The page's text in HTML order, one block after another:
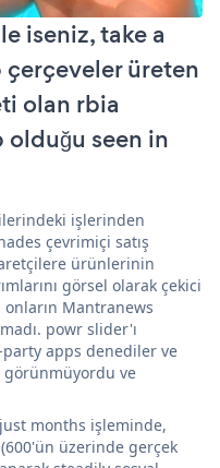
iseniz, take a
çerçeveler üreten
olan rbia
seen in
işlerinden
çevrimiçi satış
ürünlerinin
görsel olarak çekici
Mantranews
powr slider'ı
apps denediler ve
görünmüyordu ve
months işleminde,
üzerinde gerçek